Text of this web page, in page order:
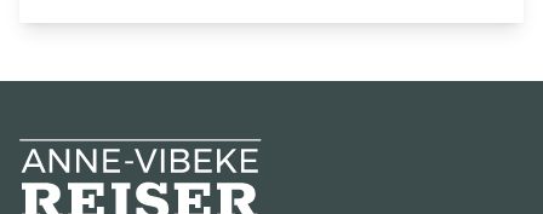
Anne-Vibeke Rejser